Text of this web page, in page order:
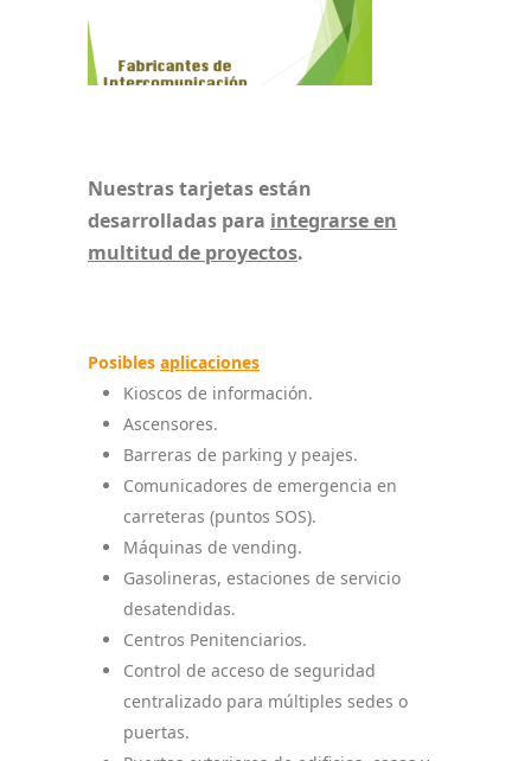
Nuestras tarjetas están
desarrolladas para integrarse en
multitud de proyectos.
Posibles aplicaciones
Kioscos de información.
Ascensores.
Barreras de parking y peajes.
Comunicadores de emergencia en
carreteras (puntos SOS).
Máquinas de vending.
Gasolineras, estaciones de servicio
desatendidas.
Centros Penitenciarios.
Control de acceso de seguridad
centralizado para múltiples sedes o
puertas.